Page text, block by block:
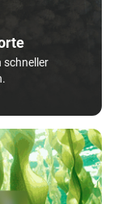
schneller